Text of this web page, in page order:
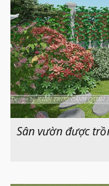
Sân vườn được